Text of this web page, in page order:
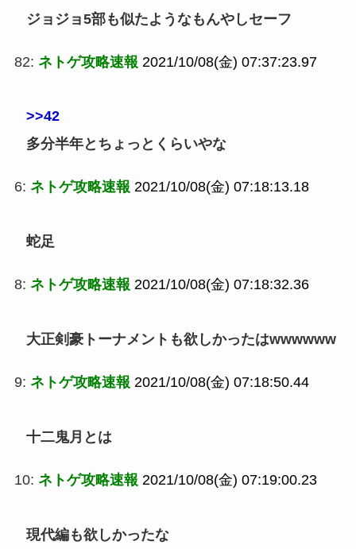
ジョジョ5部も似たようなもんやしセーフ
82: ネトゲ攻略速報 2021/10/08(金) 07:37:23.97
>>42
多分半年とちょっとくらいやな
6: ネトゲ攻略速報 2021/10/08(金) 07:18:13.18
蛇足
8: ネトゲ攻略速報 2021/10/08(金) 07:18:32.36
大正剣豪トーナメントも欲しかったはwwwwww
9: ネトゲ攻略速報 2021/10/08(金) 07:18:50.44
十二鬼月とは
10: ネトゲ攻略速報 2021/10/08(金) 07:19:00.23
現代編も欲しかったな